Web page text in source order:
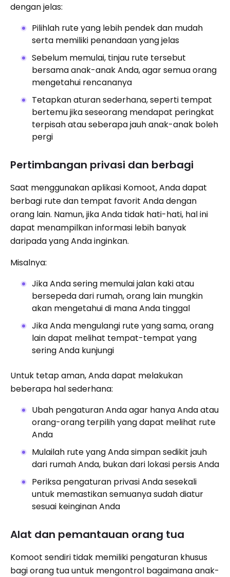
dengan jelas:
Pilihlah rute yang lebih pendek dan mudah
serta memiliki penandaan yang jelas
Sebelum memulai, tinjau rute tersebut
bersama anak-anak Anda, agar semua orang
mengetahui rencananya
Tetapkan aturan sederhana, seperti tempat
bertemu jika seseorang mendapat peringkat
terpisah atau seberapa jauh anak-anak boleh
pergi
Pertimbangan privasi dan berbagi
Saat menggunakan aplikasi Komoot, Anda dapat
berbagi rute dan tempat favorit Anda dengan
orang lain. Namun, jika Anda tidak hati-hati, hal ini
dapat menampilkan informasi lebih banyak
daripada yang Anda inginkan.
Misalnya:
Jika Anda sering memulai jalan kaki atau
bersepeda dari rumah, orang lain mungkin
akan mengetahui di mana Anda tinggal
Jika Anda mengulangi rute yang sama, orang
lain dapat melihat tempat-tempat yang
sering Anda kunjungi
Untuk tetap aman, Anda dapat melakukan
beberapa hal sederhana:
Ubah pengaturan Anda agar hanya Anda atau
orang-orang terpilih yang dapat melihat rute
Anda
Mulailah rute yang Anda simpan sedikit jauh
dari rumah Anda, bukan dari lokasi persis Anda
Periksa pengaturan privasi Anda sesekali
untuk memastikan semuanya sudah diatur
sesuai keinginan Anda
Alat dan pemantauan orang tua
Komoot sendiri tidak memiliki pengaturan khusus
bagi orang tua untuk mengontrol bagaimana anak-